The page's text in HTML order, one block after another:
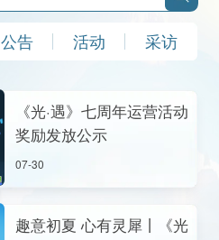
公告 活动 采访
《光·遇》七周年运营活动
奖励发放公示
07-30
趣意初夏 心有灵犀丨《光